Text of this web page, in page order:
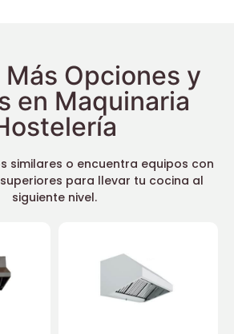
Más Opciones y
en Maquinaria
similares o encuentra equipos con
para llevar tu cocina al
siguiente nivel.